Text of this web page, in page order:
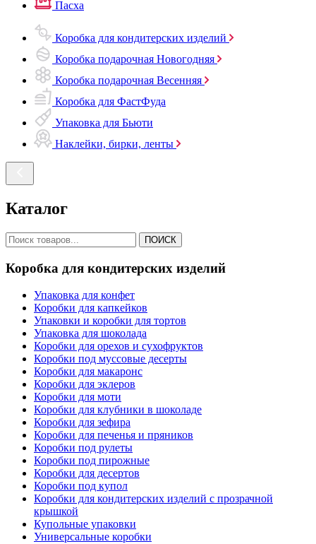
Пасха
Коробка для кондитерских изделий
Коробка подарочная Новогодняя
Коробка подарочная Весенняя
Коробка для ФастФуда
Упаковка для Бьюти
Наклейки, бирки, ленты
Каталог
ПОИСК
Коробка для кондитерских изделий
Упаковка для конфет
Коробки для капкейков
Упаковки и коробки для тортов
Упаковка для шоколада
Коробки для орехов и сухофруктов
Коробки под муссовые десерты
Коробки для макаронс
Коробки для эклеров
Коробки для моти
Коробки для клубники в шоколаде
Коробки для зефира
Коробки для печенья и пряников
Коробки под рулеты
Коробки под пирожные
Коробки для десертов
Коробки под купол
Коробки для кондитерских изделий с прозрачной
крышкой
Купольные упаковки
Универсальные коробки